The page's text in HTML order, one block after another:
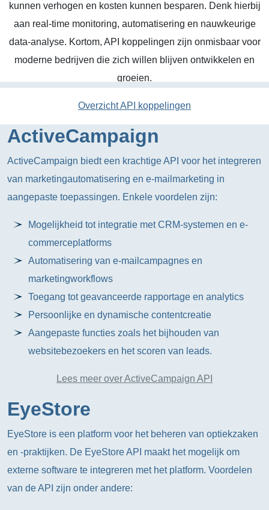
kunnen verhogen en kosten kunnen besparen. Denk hierbij
aan real-time monitoring, automatisering en nauwkeurige
data-analyse. Kortom, API koppelingen zijn onmisbaar voor
moderne bedrijven die zich willen blijven ontwikkelen en
groeien.
Overzicht API koppelingen
ActiveCampaign
ActiveCampaign biedt een krachtige API voor het integreren
van marketingautomatisering en e-mailmarketing in
aangepaste toepassingen. Enkele voordelen zijn:
Mogelijkheid tot integratie met CRM-systemen en e-
commerceplatforms
Automatisering van e-mailcampagnes en
marketingworkflows
Toegang tot geavanceerde rapportage en analytics
Persoonlijke en dynamische contentcreatie
Aangepaste functies zoals het bijhouden van
websitebezoekers en het scoren van leads.
Lees meer over ActiveCampaign API
EyeStore
EyeStore is een platform voor het beheren van optiekzaken
en -praktijken. De EyeStore API maakt het mogelijk om
externe software te integreren met het platform. Voordelen
van de API zijn onder andere: